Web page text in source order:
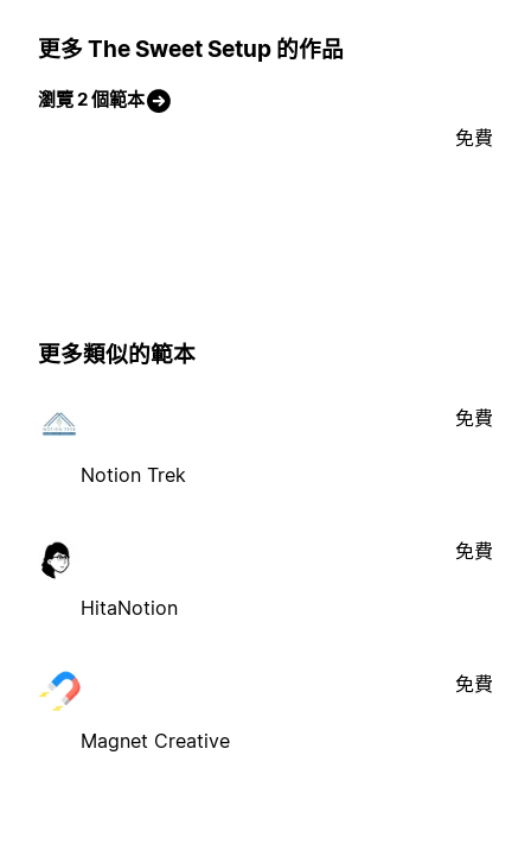
更多 The Sweet Setup 的作品
瀏覽 2 個範本
免費
更多類似的範本
Notion Trek
免費
HitaNotion
免費
Magnet Creative
免費